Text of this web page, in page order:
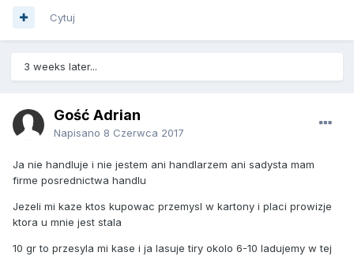
Cytuj
3 weeks later...
Gość Adrian
Napisano 8 Czerwca 2017
Ja nie handluje i nie jestem ani handlarzem ani sadysta mam
firme posrednictwa handlu
Jezeli mi kaze ktos kupowac przemysl w kartony i placi prowizje
ktora u mnie jest stala
10 gr to przesyla mi kase i ja lasuje tiry okolo 6-10 ladujemy w tej